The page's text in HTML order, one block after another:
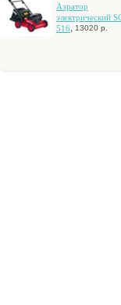
Aэpaтop
элeктpичecкий
516, 13020 р.